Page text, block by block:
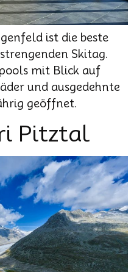
ist die beste
Skitag.
mit Blick auf
und ausgedehnte
geöffnet.
Pitztal